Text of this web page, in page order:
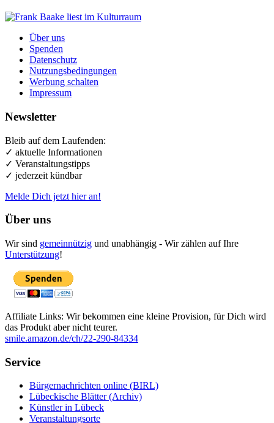
Über uns
Spenden
Datenschutz
Nutzungsbedingungen
Werbung schalten
Impressum
Newsletter
Bleib auf dem Laufenden:
✓ aktuelle Informationen
✓ Veranstaltungstipps
✓ jederzeit kündbar
Melde Dich jetzt hier an!
Über uns
Wir sind gemeinnützig und unabhängig - Wir zählen auf Ihre
Unterstützung!
Affiliate Links: Wir bekommen eine kleine Provision, für Dich wird
das Produkt aber nicht teurer.
smile.amazon.de/ch/22-290-84334
Service
Bürgernachrichten online (BIRL)
Lübeckische Blätter (Archiv)
Künstler in Lübeck
Veranstaltungsorte